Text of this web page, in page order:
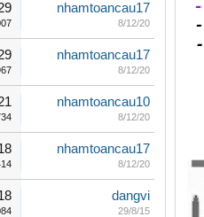
nhamtoancau17
8/12/20
nhamtoancau17
8/12/20
nhamtoancau10
8/12/20
nhamtoancau17
8/12/20
dangvi
29/8/15